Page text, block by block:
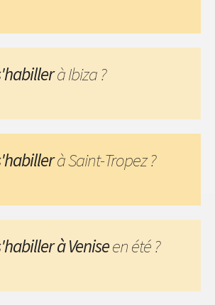
à Ibiza ?
à Saint-Tropez ?
à Veniseen été ?